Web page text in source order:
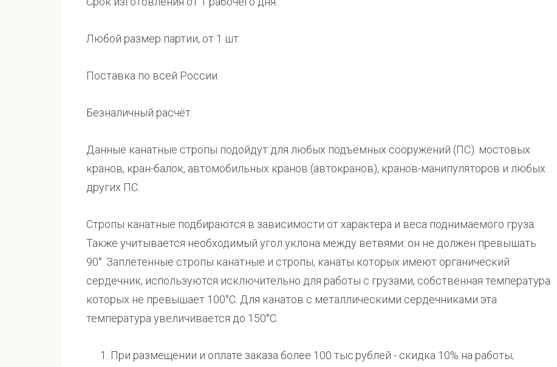
Любой размер партии, от 1 шт.
Поставка по всей России.
Безналичный расчёт.
Данные канатные стропы подойдут для любых подъёмных сооружений (ПС): мостовых
кранов, кран-балок, автомобильных кранов (автокранов), кранов-манипуляторов и любых
других ПС.
Стропы канатные подбираются в зависимости от характера и веса поднимаемого груза.
Также учитывается необходимый угол уклона между ветвями: он не должен превышать
90°. Заплетенные стропы канатные и стропы, канаты которых имеют органический
сердечник, используются исключительно для работы с грузами, собственная температура
которых не превышает 100°С. Для канатов с металлическими сердечниками эта
температура увеличивается до 150°С.
При размещении и оплате заказа более 100 тыс.рублей - скидка 10% на работы;